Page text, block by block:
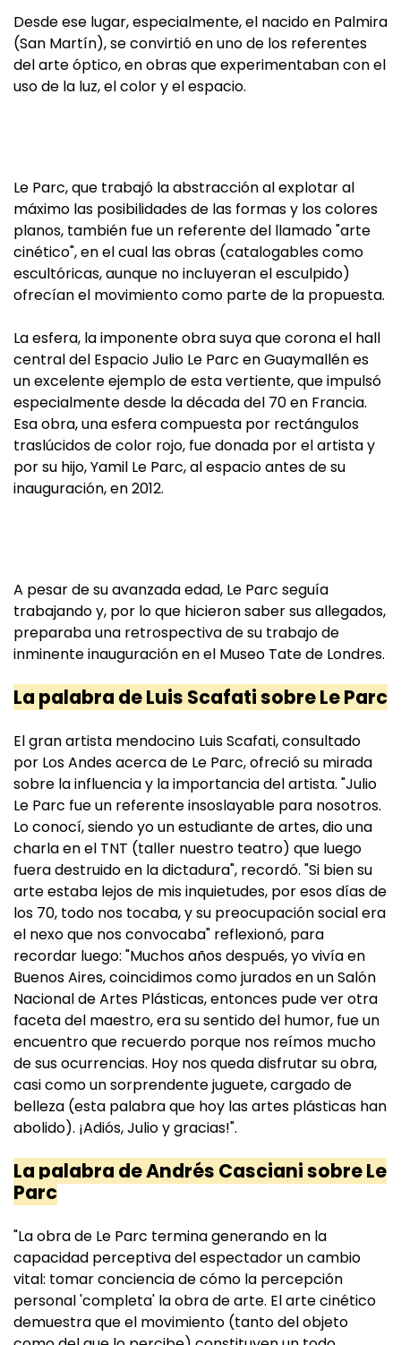
Desde ese lugar, especialmente, el nacido en Palmira
(San Martín), se convirtió en uno de los referentes
del arte óptico, en obras que experimentaban con el
uso de la luz, el color y el espacio.
Le Parc, que trabajó la abstracción al explotar al
máximo las posibilidades de las formas y los colores
planos, también fue un referente del llamado "arte
cinético", en el cual las obras (catalogables como
escultóricas, aunque no incluyeran el esculpido)
ofrecían el movimiento como parte de la propuesta.
La esfera, la imponente obra suya que corona el hall
central del Espacio Julio Le Parc en Guaymallén es
un excelente ejemplo de esta vertiente, que impulsó
especialmente desde la década del 70 en Francia.
Esa obra, una esfera compuesta por rectángulos
traslúcidos de color rojo, fue donada por el artista y
por su hijo, Yamil Le Parc, al espacio antes de su
inauguración, en 2012.
A pesar de su avanzada edad, Le Parc seguía
trabajando y, por lo que hicieron saber sus allegados,
preparaba una retrospectiva de su trabajo de
inminente inauguración en el Museo Tate de Londres.
La palabra de Luis Scafati sobre Le Parc
El gran artista mendocino Luis Scafati, consultado
por Los Andes acerca de Le Parc, ofreció su mirada
sobre la influencia y la importancia del artista. "Julio
Le Parc fue un referente insoslayable para nosotros.
Lo conocí, siendo yo un estudiante de artes, dio una
charla en el TNT (taller nuestro teatro) que luego
fuera destruido en la dictadura", recordó. "Si bien su
arte estaba lejos de mis inquietudes, por esos días de
los 70, todo nos tocaba, y su preocupación social era
el nexo que nos convocaba" reflexionó, para
recordar luego: "Muchos años después, yo vivía en
Buenos Aires, coincidimos como jurados en un Salón
Nacional de Artes Plásticas, entonces pude ver otra
faceta del maestro, era su sentido del humor, fue un
encuentro que recuerdo porque nos reímos mucho
de sus ocurrencias. Hoy nos queda disfrutar su obra,
casi como un sorprendente juguete, cargado de
belleza (esta palabra que hoy las artes plásticas han
abolido). ¡Adiós, Julio y gracias!".
La palabra de Andrés Casciani sobre Le
Parc
"La obra de Le Parc termina generando en la
capacidad perceptiva del espectador un cambio
vital: tomar conciencia de cómo la percepción
personal 'completa' la obra de arte. El arte cinético
demuestra que el movimiento (tanto del objeto